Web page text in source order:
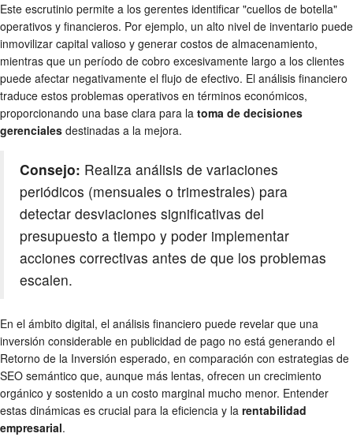
Este escrutinio permite a los gerentes identificar "cuellos de botella"
operativos y financieros. Por ejemplo, un alto nivel de inventario puede
inmovilizar capital valioso y generar costos de almacenamiento,
mientras que un período de cobro excesivamente largo a los clientes
puede afectar negativamente el flujo de efectivo. El análisis financiero
traduce estos problemas operativos en términos económicos,
proporcionando una base clara para la toma de decisiones
gerenciales destinadas a la mejora.
Consejo: Realiza análisis de variaciones
periódicos (mensuales o trimestrales) para
detectar desviaciones significativas del
presupuesto a tiempo y poder implementar
acciones correctivas antes de que los problemas
escalen.
En el ámbito digital, el análisis financiero puede revelar que una
inversión considerable en publicidad de pago no está generando el
Retorno de la Inversión esperado, en comparación con estrategias de
SEO semántico que, aunque más lentas, ofrecen un crecimiento
orgánico y sostenido a un costo marginal mucho menor. Entender
estas dinámicas es crucial para la eficiencia y la rentabilidad
empresarial.